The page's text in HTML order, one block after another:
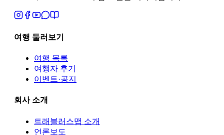
여행 둘러보기
여행 목록
여행자 후기
이벤트·공지
회사 소개
트래블러스맵 소개
언론보도